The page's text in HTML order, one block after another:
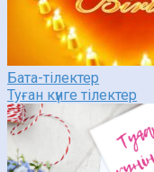
Бата-тілектер
Туған күнге тілектер